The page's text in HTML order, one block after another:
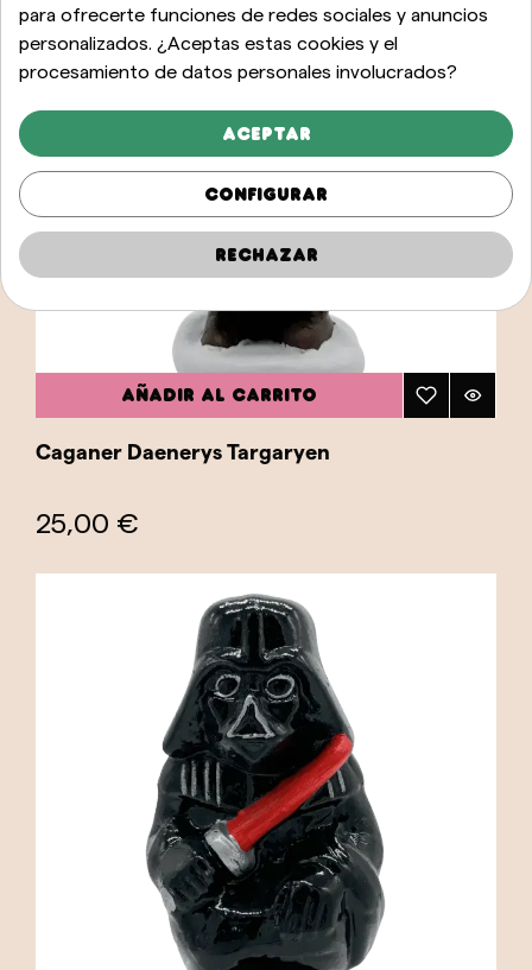
AÑADIR AL CARRITO
Caganer Daenerys Targaryen
25,00 €
para ofrecerte funciones de redes sociales y anuncios
personalizados. ¿Aceptas estas cookies y el
procesamiento de datos personales involucrados?
Aceptar
Configurar
Rechazar